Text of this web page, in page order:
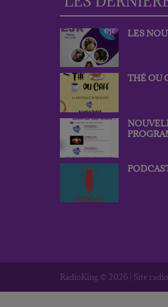
LES
THÉ OU
RadioKing © 2026 | Site